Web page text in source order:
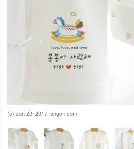
(c) Jun 20. 2017, ongari.com